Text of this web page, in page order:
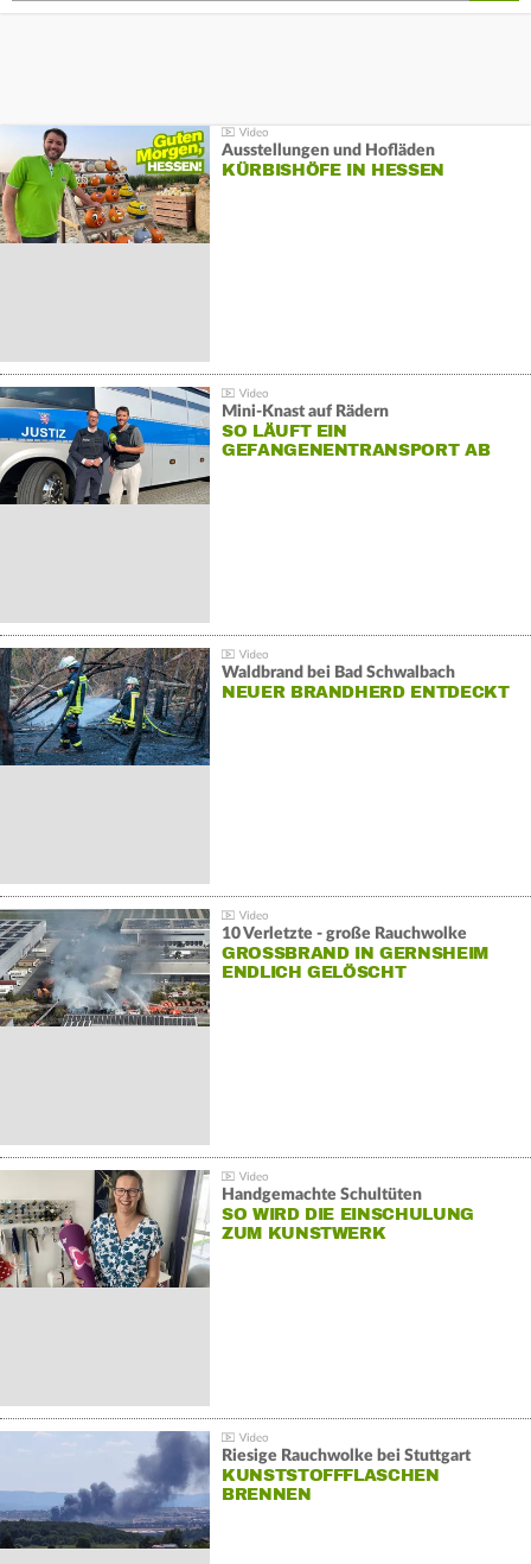
Ausstellungen und Hofläden
KÜRBISHÖFE IN HESSEN
Mini-Knast auf Rädern
SO LÄUFT EIN
GEFANGENENTRANSPORT AB
Waldbrand bei Bad Schwalbach
NEUER BRANDHERD ENTDECKT
10 Verletzte - große Rauchwolke
GROSSBRAND IN GERNSHEIM E
NDLICH GELÖSCHT
Handgemachte Schultüten
SO WIRD DIE EINSCHULUNG
ZUM KUNSTWERK
Riesige Rauchwolke bei Stuttgart
KUNSTSTOFFFLASCHEN
BRENNEN